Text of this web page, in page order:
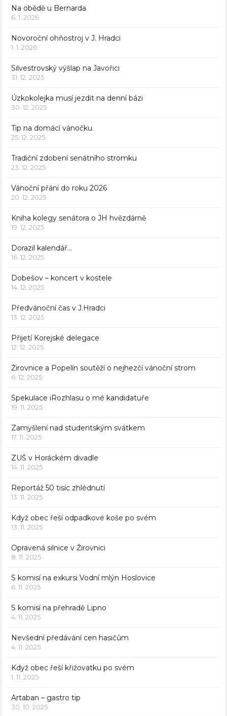
Na obědě u Bernarda
6. 1. 2026
Novoroční ohňostroj v J. Hradci
1. 1. 2026
Silvestrovský výšlap na Javořici
31. 12. 2025
Úzkokolejka musí jezdit na denní bázi
30. 12. 2025
Tip na domácí vánočku
25. 12. 2025
Tradiční zdobení senátního stromku
23. 12. 2025
Vánoční přání do roku 2026
20. 12. 2025
Kniha kolegy senátora o JH hvězdárně
19. 12. 2025
Dorazil kalendář…
16. 12. 2025
Dobešov – koncert v kostele
14. 12. 2025
Předvánoční čas v J.Hradci
13. 12. 2025
Přijetí Korejské delegace
12. 12. 2025
Žirovnice a Popelín soutěží o nejhezčí vánoční strom
6. 12. 2025
Spekulace iRozhlasu o mé kandidatuře
19. 11. 2025
Zamyšlení nad studentským svátkem
17. 11. 2025
ZUŠ v Horáckém divadle
14. 11. 2025
Reportáž 50 tisíc zhlédnutí
13. 11. 2025
Když obec řeší odpadkové koše po svém
13. 11. 2025
Opravená silnice v Žirovnici
8. 11. 2025
S komisí na exkursi Vodní mlýn Hoslovice
6. 11. 2025
S komisí na přehradě Lipno
4. 11. 2025
Nevšední předávání cen hasičům
4. 11. 2025
Když obec řeší křižovatku po svém
1. 11. 2025
Artaban – gastro tip
30. 10. 2025